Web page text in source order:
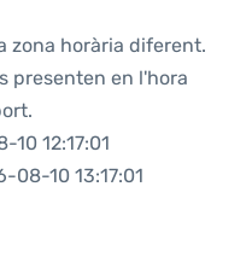
zona horària diferent.
presenten en l'hora
12:17:01
08-10 13:17:01